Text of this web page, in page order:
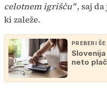
celotnem igrišču", saj
ki zaleže.
PREBERI ŠE
neto